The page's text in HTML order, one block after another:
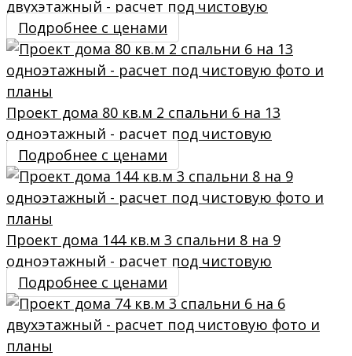
двухэтажный - расчет под чистовую
Подробнее с ценами
Проект дома 80 кв.м 2 спальни 6 на 13
одноэтажный - расчет под чистовую
Подробнее с ценами
Проект дома 144 кв.м 3 спальни 8 на 9
одноэтажный - расчет под чистовую
Подробнее с ценами